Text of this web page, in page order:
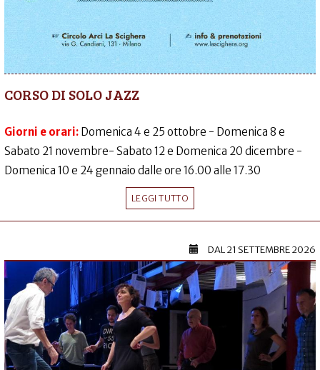
CORSO DI SOLO JAZZ
Giorni e orari: Domenica 4 e 25 ottobre - Domenica 8 e
Sabato 21 novembre- Sabato 12 e Domenica 20 dicembre -
Domenica 10 e 24 gennaio dalle ore 16.00 alle 17.30
LEGGI TUTTO
DAL21 SETTEMBRE 2026